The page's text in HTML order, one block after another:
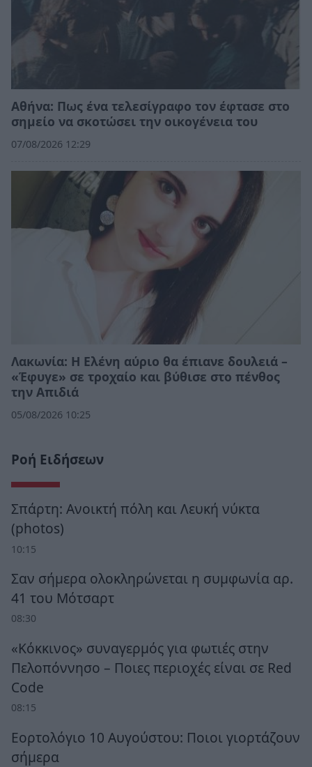
Αθήνα: Πως ένα τελεσίγραφο τον έφτασε στο
σημείο να σκοτώσει την οικογένεια του
07/08/2026 12:29
Λακωνία: Η Ελένη αύριο θα έπιανε δουλειά –
«Έφυγε» σε τροχαίο και βύθισε στο πένθος
την Απιδιά
05/08/2026 10:25
Ροή Ειδήσεων
Σπάρτη: Ανοικτή πόλη και Λευκή νύκτα
(photos)
10:15
Σαν σήμερα ολοκληρώνεται η συμφωνία αρ.
41 του Μότσαρτ
08:30
«Κόκκινος» συναγερμός για φωτιές στην
Πελοπόννησο – Ποιες περιοχές είναι σε Red
Code
08:15
Εορτολόγιο 10 Αυγούστου: Ποιοι γιορτάζουν
σήμερα